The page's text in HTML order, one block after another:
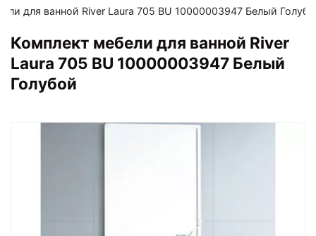
для ванной River Laura 705 BU 10000003947 Белый
Комплект мебели для ванной River
Laura 705 BU 10000003947 Белый
Голубой